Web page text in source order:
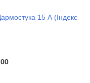
15 А (Індекс